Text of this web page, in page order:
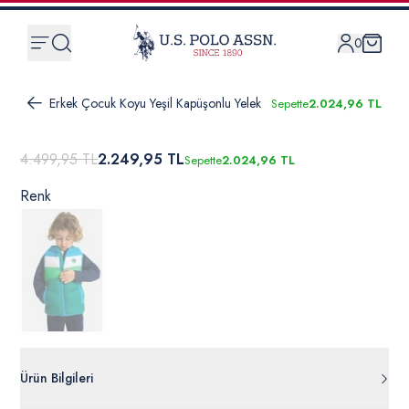
0
Erkek Çocuk Koyu Yeşil Kapüşonlu Yelek Sepette2.024,96 TL
4.499,95 TL2.249,95 TLSepette2.024,96 TL
Renk
Ürün Bilgileri